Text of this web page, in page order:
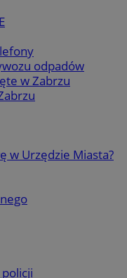
odpadów
w Zabrzu
w Urzędzie Miasta?